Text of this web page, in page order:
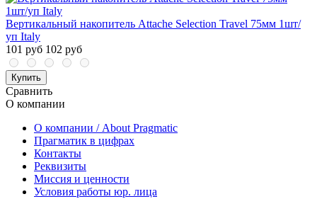
Вертикальный накопитель Attache Selection Travel 75мм 1шт/
уп Italy
101 руб 102 руб
Купить
Сравнить
О компании
О компании / About Pragmatic
Прагматик в цифрах
Контакты
Реквизиты
Миссия и ценности
Условия работы юр. лица